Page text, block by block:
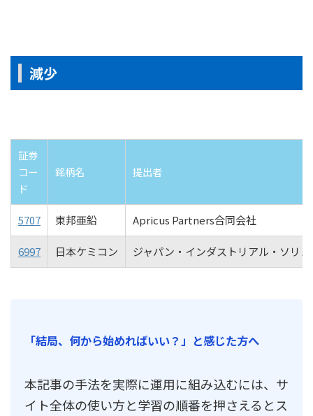
減少
証券
コー
ド
銘柄名 提出者
5707 東邦亜鉛 Apricus Partners合同会社
6997 日本ケミコン ジャパン・インダストリアル・ソリ
「結局、何から始めればいい？」と感じた方へ
本記事の手法を実際に運用に組み込むには、サ
イト全体の使い方と学習の順番を押さえるとス